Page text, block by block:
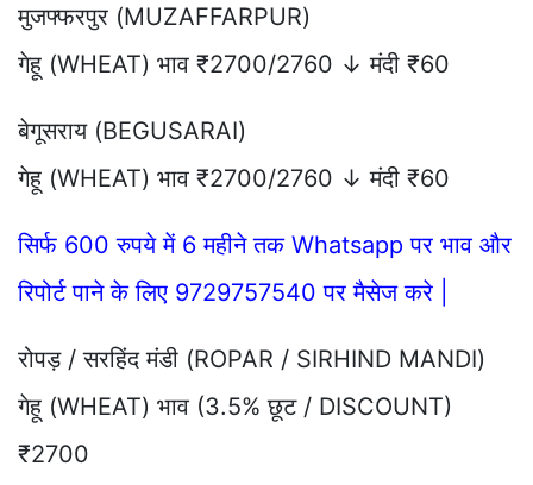
मुजफ्फरपुर (MUZAFFARPUR)
गेहू (WHEAT) भाव ₹2700/2760 ↓ मंदी ₹60
बेगूसराय (BEGUSARAI)
गेहू (WHEAT) भाव ₹2700/2760 ↓ मंदी ₹60
सिर्फ 600 रुपये में 6 महीने तक Whatsapp पर भाव और
रिपोर्ट पाने के लिए 9729757540 पर मैसेज करे |
रोपड़ / सरहिंद मंडी (ROPAR / SIRHIND MANDI)
गेहू (WHEAT) भाव (3.5% छूट / DISCOUNT)
₹2700